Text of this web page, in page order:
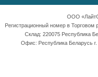
ООО
Регистрационный номер в Торговом
Склад: 220075 Республика
Офис: Республика Беларусь